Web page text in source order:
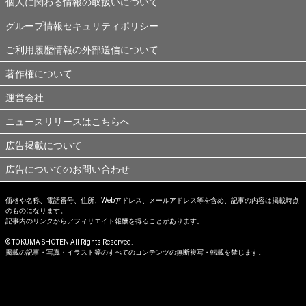
グループ情報セキュリティポリシー
ご利用履歴情報の外部送信について
著作権について
運営会社
ニュースリリースはこちらへ
広告掲載について
広告についてのお問い合わせ
価格や名称、電話番号、住所、Webアドレス、メールアドレス等を含め、記事の内容は掲載時点
のものになります。
記事内のリンクからアフィリエイト報酬を得ることがあります。
© TOKUMA SHOTEN All Rights Reserved.
掲載の記事・写真・イラスト等のすべてのコンテンツの無断複写・転載を禁じます。